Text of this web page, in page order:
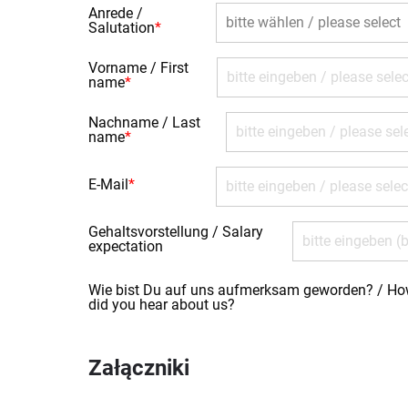
Anrede /
Salutation*
Vorname / First
name*
Nachname / Last
name*
E-Mail*
Gehaltsvorstellung / Salary
expectation
Wie bist Du auf uns aufmerksam geworden? /
did you hear about us?
Załączniki